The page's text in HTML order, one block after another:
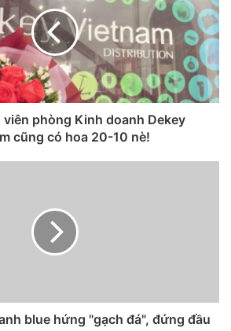
viên phòng Kinh doanh Dekey
cũng có hoa 20-10 nè!
blue hứng "gạch đá", đứng đầu